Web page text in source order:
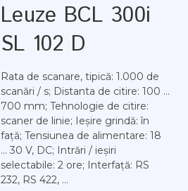
Leuze BCL 300i
SL 102 D
Rata de scanare, tipică: 1.000 de
scanări / s; Distanta de citire: 100 ...
700 mm; Tehnologie de citire:
scaner de linie; Ieșire grindă: în
față; Tensiunea de alimentare: 18
... 30 V, DC; Intrări / ieșiri
selectabile: 2 ore; Interfață: RS
232, RS 422, ...